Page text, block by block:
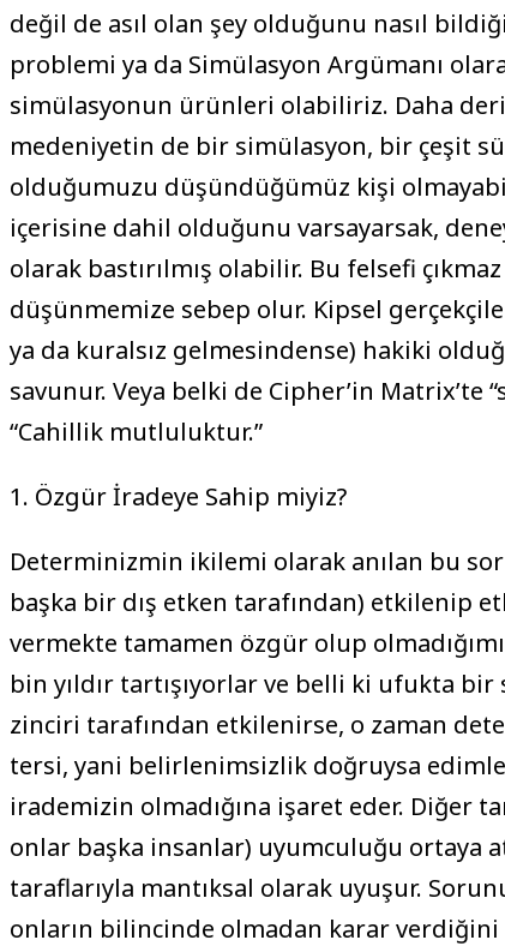
değil de asıl olan şey olduğunu nasıl
problemi ya da Simülasyon Argümanı
simülasyonun ürünleri olabiliriz. Daha
medeniyetin de bir simülasyon, bir çeşit
olduğumuzu düşündüğümüz kişi
içerisine dahil olduğunu varsayarsak,
olarak bastırılmış olabilir. Bu felsefi
düşünmemize sebep olur. Kipsel
ya da kuralsız gelmesindense) hakiki
savunur. Veya belki de Cipher’in
“Cahillik mutluluktur.”
1. Özgür İradeye Sahip miyiz?
Determinizmin ikilemi olarak anılan bu
başka bir dış etken tarafından) etkilenip
vermekte tamamen özgür olup
bin yıldır tartışıyorlar ve belli ki ufukta
zinciri tarafından etkilenirse, o zaman
tersi, yani belirlenimsizlik doğruysa
irademizin olmadığına işaret eder. Diğer
onlar başka insanlar) uyumculuğu ortaya
taraflarıyla mantıksal olarak uyuşur.
onların bilincinde olmadan karar